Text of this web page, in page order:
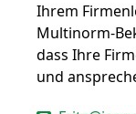
Ihrem
Multinorm-
dass Ihre
und